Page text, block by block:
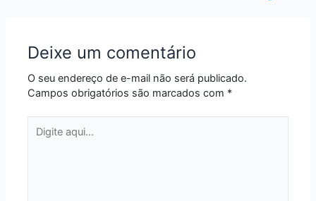
Deixe um comentário
O seu endereço de e-mail não será publicado.
Campos obrigatórios são marcados com *
aqui...